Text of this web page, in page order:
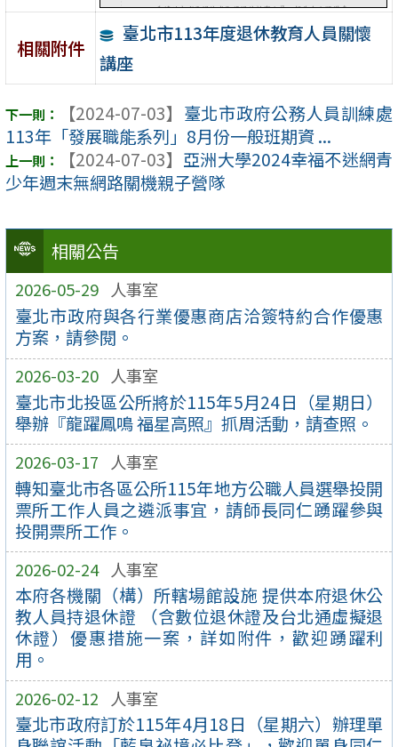
相關公告
2026-05-29 人事室
臺北市政府與各行業優惠商店洽簽特約合作優惠
方案，請參閱。
2026-03-20 人事室
臺北市北投區公所將於115年5月24日（星期日）
舉辦『龍躍鳳鳴 福星高照』抓周活動，請查照。
2026-03-17 人事室
轉知臺北市各區公所115年地方公職人員選舉投開
票所工作人員之遴派事宜，請師長同仁踴躍參與
投開票所工作。
2026-02-24 人事室
本府各機關（構）所轄場館設施 提供本府退休公
教人員持退休證 （含數位退休證及台北通虛擬退
休證）優惠措施一案，詳如附件，歡迎踴躍利
用。
2026-02-12 人事室
臺北市政府訂於115年4月18日（星期六）辦理單
相關附件
臺北市113年度退休教育人員關懷
講座
【2024-07-03】 臺北市政府公務人員訓練處
113年「發展職能系列」8月份一般班期資 ...
【2024-07-03】 亞洲大學2024幸福不迷網青
少年週末無網路關機親子營隊